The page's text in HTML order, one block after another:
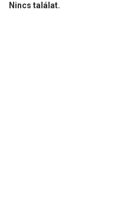
Nincs találat.